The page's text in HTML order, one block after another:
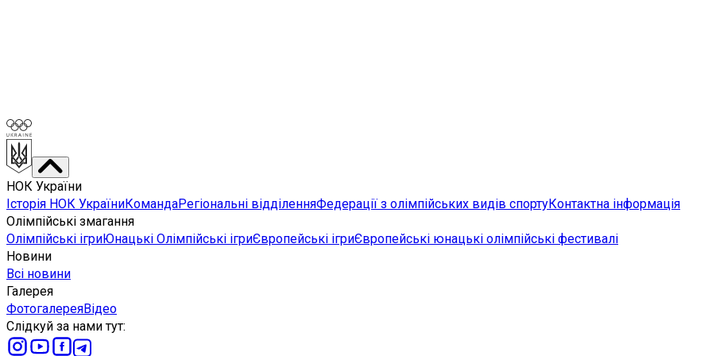
НОК України
Історія НОК УкраїниКомандаРегіональні відділенняФедерації з олімпійських видів спортуКонтактна інформація
Олімпійські змагання
Олімпійські ігриЮнацькі Олімпійські ігриЄвропейські ігриЄвропейські юнацькі олімпійські фестивалі
Новини
Всі новини
Галерея
ФотогалереяВідео
Слідкуй за нами тут: